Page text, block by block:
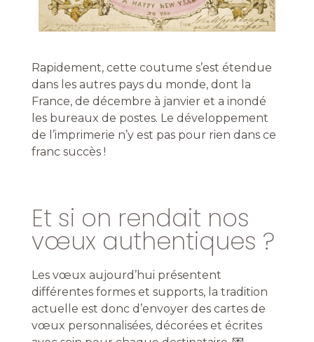
Rapidement, cette coutume s’est étendue
dans les autres pays du monde, dont la
France, de décembre à janvier et a inondé
les bureaux de postes. Le développement
de l’imprimerie n’y est pas pour rien dans ce
franc succès !
Et si on rendait nos
vœux authentiques ?
Les vœux aujourd’hui présentent
différentes formes et supports, la tradition
actuelle est donc d’envoyer des cartes de
vœux personnalisées, décorées et écrites